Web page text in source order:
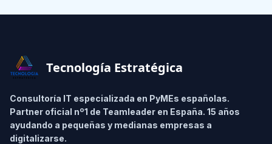
Tecnología Estratégica
Consultoría IT especializada en PyMEs españolas.
Partner oficial nº1 de Teamleader en España. 15 años
ayudando a pequeñas y medianas empresas a
digitalizarse.